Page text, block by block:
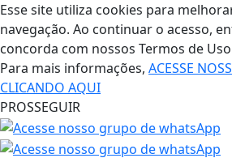
Esse site utiliza cookies para
navegação. Ao continuar o acesso,
concorda com nossos Termos de
Para mais informações, ACESSE
CLICANDO AQUI
PROSSEGUIR